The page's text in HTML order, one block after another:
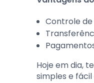
Controle
Hoje em dia,
simples e fácil